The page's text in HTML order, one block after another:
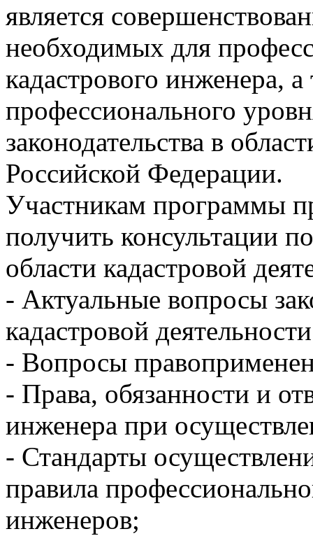
является
необходимых для
кадастрового инженера,
профессионального
законодательства в
Российской Федерации.
Участникам программы
получить консультации
области кадастровой
- Актуальные вопросы
кадастровой
- Вопросы
- Права, обязанности и
инженера при
- Стандарты
правила
инженеров;